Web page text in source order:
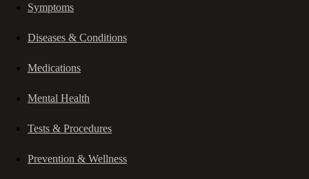
Symptoms
Diseases & Conditions
Medications
Mental Health
Tests & Procedures
Prevention & Wellness